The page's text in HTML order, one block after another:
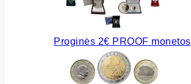
Proginės 2€ PROOF monetos